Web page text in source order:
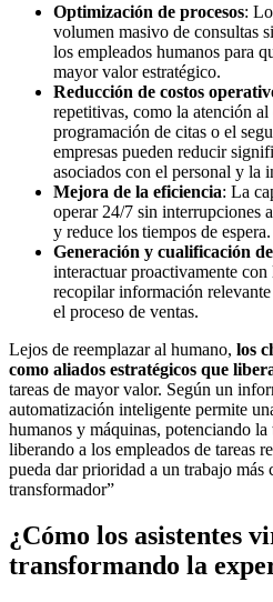
Optimización de procesos:
volumen masivo de consultas
los empleados humanos para
mayor valor estratégico.
Reducción de costos
repetitivas, como la atención
programación de citas o el
empresas pueden reducir
asociados con el personal y la
Mejora de la eficiencia: La
operar 24/7 sin interrupciones
y reduce los tiempos de espera.
Generación y cualificación
interactuar proactivamente
recopilar información
el proceso de ventas.
Lejos de reemplazar al humano, los
como aliados estratégicos que
tareas de mayor valor. Según un
automatización inteligente permite
humanos y máquinas, potenciando
liberando a los empleados de tareas
pueda dar prioridad a un trabajo
transformador”
¿Cómo los asistentes
transformando la